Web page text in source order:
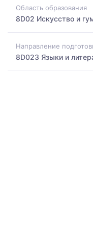
Область образования
8D02 Искусство и
Направление
8D023 Языки и